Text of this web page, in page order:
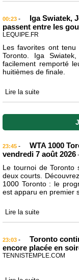
00:23 -
Iga Swiatek,
passent entre les
LEQUIPE.FR
Les favorites ont
Toronto. Iga
facilement remporté
huitièmes de finale.
Lire la suite
23:45 -
WTA 1000
vendredi 7 août 2026
Le tournoi de Toronto
deux courts.
1000 Toronto : le
est apparu en premier
Lire la suite
23:03 -
Toronto
encore placée en
TENNISTEMPLE.COM